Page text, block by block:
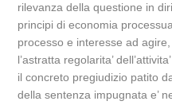
rilevanza della questione in
principi di economia
processo e interesse ad
l’astratta regolarita’
il concreto pregiudizio patito
della sentenza impugnata e’